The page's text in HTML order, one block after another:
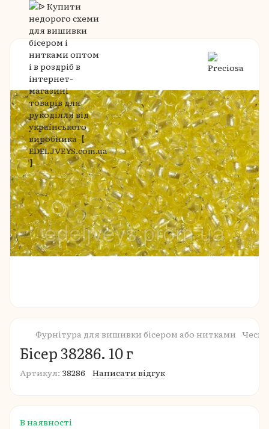
Фурнітура для вишивки бісером або нитками
Бісер 38286. 10 г
Артикул: 38286 Написати відгук
В наявності